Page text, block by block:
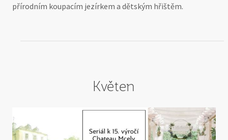
přírodním koupacím jezírkem a dětským hřištěm.
Květen